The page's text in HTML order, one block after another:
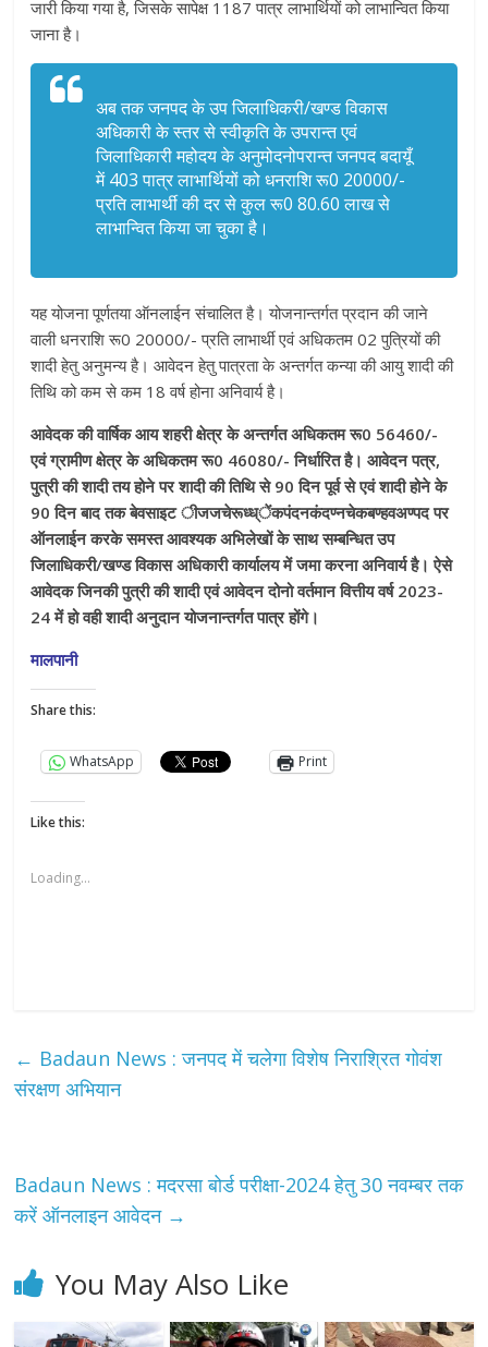
जारी किया गया है, जिसके सापेक्ष 1187 पात्र लाभार्थियों को लाभान्वित किया
जाना है।
अब तक जनपद के उप जिलाधिकरी/खण्ड विकास
अधिकारी के स्तर से स्वीकृति के उपरान्त एवं
जिलाधिकारी महोदय के अनुमोदनोपरान्त जनपद बदायूँ
में 403 पात्र लाभार्थियों को धनराशि रू0 20000/-
प्रति लाभार्थी की दर से कुल रू0 80.60 लाख से
लाभान्वित किया जा चुका है।
यह योजना पूर्णतया ऑनलाईन संचालित है। योजनान्तर्गत प्रदान की जाने
वाली धनराशि रू0 20000/- प्रति लाभार्थी एवं अधिकतम 02 पुत्रियों की
शादी हेतु अनुमन्य है। आवेदन हेतु पात्रता के अन्तर्गत कन्या की आयु शादी की
तिथि को कम से कम 18 वर्ष होना अनिवार्य है।
आवेदक की वार्षिक आय शहरी क्षेत्र के अन्तर्गत अधिकतम रू0 56460/-
एवं ग्रामीण क्षेत्र के अधिकतम रू0 46080/- निर्धारित है। आवेदन पत्र,
पुत्री की शादी तय होने पर शादी की तिथि से 90 दिन पूर्व से एवं शादी होने के
90 दिन बाद तक बेवसाइट ीजजचेरूध्ध्ेंकपंदनकंदण्नचेकबण्हवअण्पद पर
ऑनलाईन करके समस्त आवश्यक अभिलेखों के साथ सम्बन्धित उप
जिलाधिकरी/खण्ड विकास अधिकारी कार्यालय में जमा करना अनिवार्य है। ऐसे
आवेदक जिनकी पुत्री की शादी एवं आवेदन दोनो वर्तमान वित्तीय वर्ष 2023-
24 में हो वही शादी अनुदान योजनान्तर्गत पात्र होंगे।
मालपानी
Share this:
WhatsApp Print
Like this:
Loading...
← Badaun News : जनपद में चलेगा विशेष निराश्रित गोवंश
संरक्षण अभियान
Badaun News : मदरसा बोर्ड परीक्षा-2024 हेतु 30 नवम्बर तक
करें ऑनलाइन आवेदन →
You May Also Like